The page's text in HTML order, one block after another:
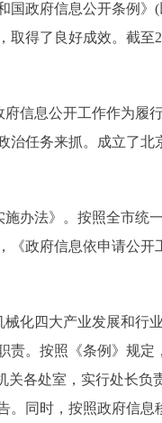
政府信息公开条例》(
得了良好成效。截至
信息公开工作作为履
任务来抓。成立了北
办法》。按照全市统
政府信息依申请公开
化四大产业发展和行
责。按照《条例》规定
关各处室，实行处长负
同时，按照政府信息